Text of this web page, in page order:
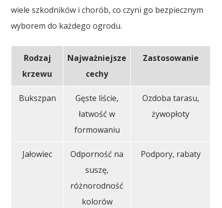
wiele szkodników i chorób, co czyni go bezpiecznym
wyborem do każdego ogrodu.
Rodzaj
krzewu
Najważniejsze
cechy
Zastosowanie
Bukszpan
Gęste liście,
łatwość w
formowaniu
Ozdoba tarasu,
żywopłoty
Jałowiec
Odporność na
suszę,
różnorodność
kolorów
Podpory, rabaty